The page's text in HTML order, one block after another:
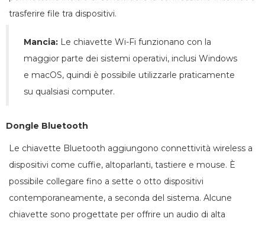
trasferire file tra dispositivi.
Mancia: Le chiavette Wi-Fi funzionano con la
maggior parte dei sistemi operativi, inclusi Windows
e macOS, quindi è possibile utilizzarle praticamente
su qualsiasi computer.
Dongle Bluetooth
Le chiavette Bluetooth aggiungono connettività wireless a
dispositivi come cuffie, altoparlanti, tastiere e mouse. È
possibile collegare fino a sette o otto dispositivi
contemporaneamente, a seconda del sistema. Alcune
chiavette sono progettate per offrire un audio di alta